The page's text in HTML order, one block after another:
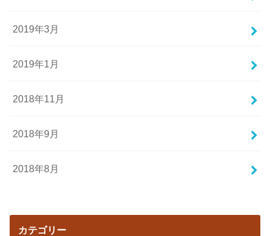
2019年3月
2019年1月
2018年11月
2018年9月
2018年8月
カテゴリー